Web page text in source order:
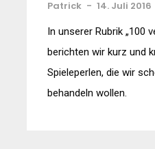
Patrick - 14. Juli 2016
In unserer Rubrik „100
berichten wir kurz und
Spieleperlen, die wir
behandeln wollen.